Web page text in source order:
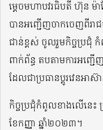
ម្តេចមហាបវរធិបតី ហ៊ុន ម៉
បានអញ្ជើញចាកចេញពីរ
ជាន់ខ្ពស់ ចូលរួមកិច្ចប្រ
ពាក់ព័ន្ធ តបតាមការអញ្
ដែលជាប្រធានប្តូរវេនអាស៊
កិច្ចប្រជុំកំពូលខាងលើនេះ ប្
ខែកញ្ញា ឆ្នាំ២០២៣។